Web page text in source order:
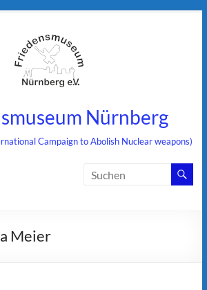
Nürnberg
Campaign to Abolish Nuclear weapons)
Meier